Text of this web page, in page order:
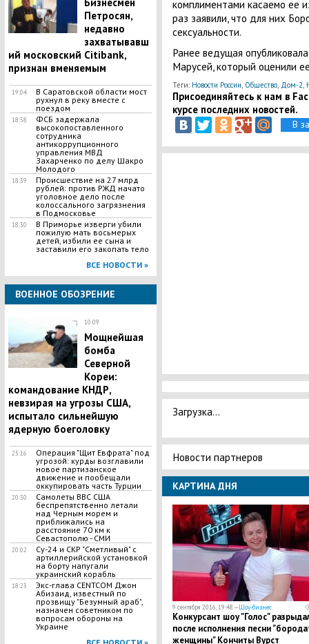
Петросян,
недавно
захватывавш
ий московский Citibank,
признан вменяемым
19:04
В Саратовской области мост
рухнул в реку вместе с
поездом
18:58
ФСБ задержала
высокопоставленного
сотрудника
антикоррупционного
управления МВД
Захарченко по делу Шакро
Молодого
18:39
Происшествие на 27 млрд
рублей: против РЖД начато
уголовное дело после
колоссального загрязнения
в Подмосковье
18:30
В Приморье изверги убили
пожилую мать восьмерых
детей, избили ее сына и
заставили его закопать тело
ВСЕ НОВОСТИ »
ВОЕННОЕ ОБОЗРЕНИЕ
10:09
Мощнейшая
бомба
Северной
Кореи:
командование КНДР,
невзирая на угрозы США,
испытало сильнейшую
ядерную боеголовку
23:16
Операция "Щит Евфрата" под
угрозой: курды возглавили
новое партизанское
движение и пообещали
оккупировать часть Турции
20:30
Самолеты ВВС США
беспрепятственно летали
над Черным морем и
приближались на
расстояние 70 км к
Севастополю - СМИ
20:02
Су-24 и СКР "Сметливый" с
артиллерийской установкой
на борту напугали
украинский корабль
18:23
Экс-глава CENTCOM Джон
Абизаид, известный по
прозвищу "Безумный араб",
назначен советником по
вопросам обороны на
Украине
комплиментами касаемо ее
раз заявили, что для них
сексуальности.
Ранее ведущая
Марусей, который оценили
Теги: Новости России, Общество, Дом-2,
Присоединяйтесь к нам в
курсе последних новостей.
В
Загрузка...
Новости партнеров
КАРТИНА ДНЯ
9 сентября 2016, 19:48 —Шоу-бизнес
Конкурсант шоу "Голос"
после исполнения песни
женщины" Кончиты Вурст